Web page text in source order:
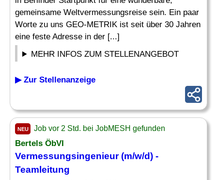
gemeinsame Weltvermessungsreise sein. Ein paar
Worte zu uns GEO-METRIK ist seit über 30 Jahren
eine feste Adresse in der [...]
MEHR INFOS ZUM STELLENANGEBOT
▶ Zur Stellenanzeige
NEU Job vor 2 Std. bei JobMESH gefunden
Bertels ÖbVI
Vermessungsingenieur(m/w/d) -
Teamleitung